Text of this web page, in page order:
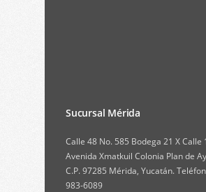
Sucursal Mérida
Calle 48 No. 585 Bodega 21 X Calle
Avenida Xmatkuil Colonia Plan de
C.P. 97285 Mérida, Yucatán.
983-6089